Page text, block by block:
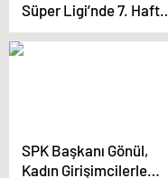
Süper Ligi’nde 7. Hafta
Maçları Ücretsiz
İzlenebilecek
SPK Başkanı Gönül,
Kadın Girişimcilerle